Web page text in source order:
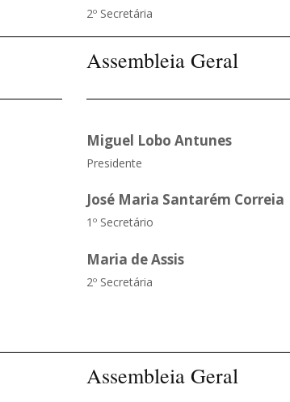
2º Secretária
Assembleia Geral
Miguel Lobo Antunes
Presidente
José Maria Santarém Correia
1º Secretário
Maria de Assis
2º Secretária
Assembleia Geral